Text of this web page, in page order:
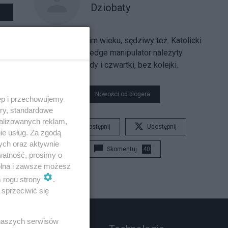
Dziobaty
Żwawy w średnim wieku, sędziwy też. Katolicki
ateista, Cutting-edge manipulator należyty.
Przyjmuję w środy i czwartki, bez kolejki.
Nowości od blogera
Udostępnij Udostępnij
Skomentuj 40
i przechowujemy
standardowe
reklam,
usług. Za zgodą
oraz aktywnie
prosimy o
i zawsze możesz
rogu strony
.
się
serwisów